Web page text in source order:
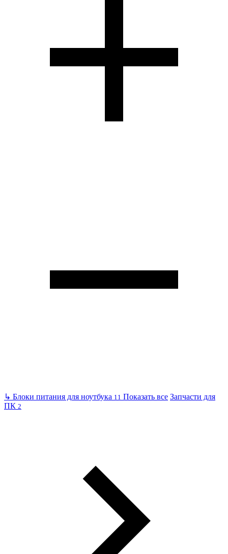
↳ Блоки питания для ноутбука 11 Показать все Запчасти для
ПК 2